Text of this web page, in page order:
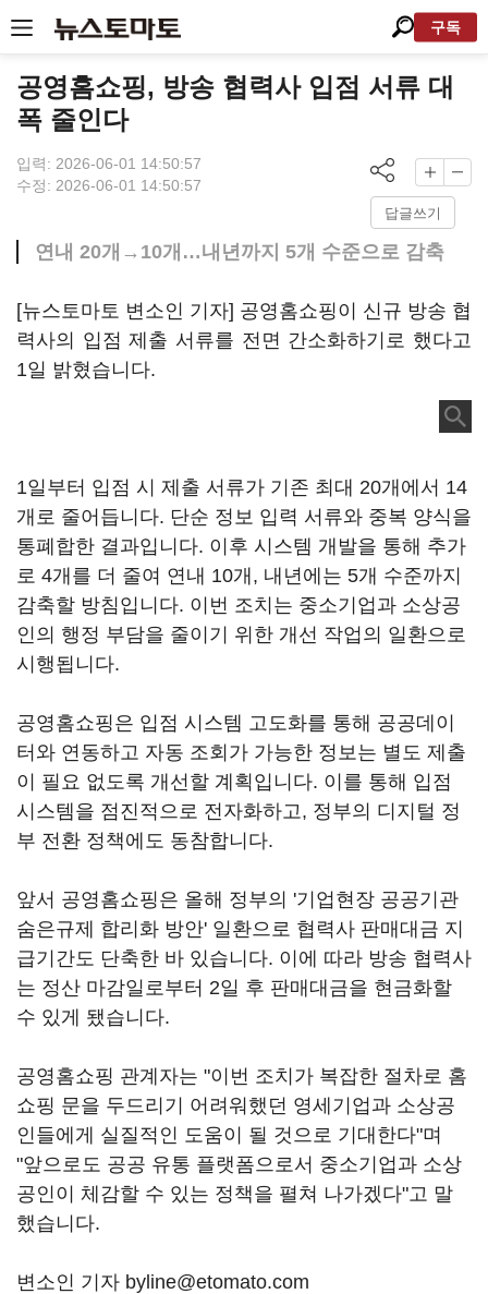
구독
공영홈쇼핑, 방송 협력사 입점 서류 대
폭 줄인다
입력: 2026-06-01 14:50:57
수정: 2026-06-01 14:50:57
답글쓰기
연내 20개→10개…내년까지 5개 수준으로 감축
[뉴스토마토 변소인 기자] 공영홈쇼핑이 신규 방송 협
력사의 입점 제출 서류를 전면 간소화하기로 했다고
1일 밝혔습니다.
1일부터 입점 시 제출 서류가 기존 최대 20개에서 14
개로 줄어듭니다. 단순 정보 입력 서류와 중복 양식을
통폐합한 결과입니다. 이후 시스템 개발을 통해 추가
로 4개를 더 줄여 연내 10개, 내년에는 5개 수준까지
감축할 방침입니다. 이번 조치는 중소기업과 소상공
인의 행정 부담을 줄이기 위한 개선 작업의 일환으로
시행됩니다.
공영홈쇼핑은 입점 시스템 고도화를 통해 공공데이
터와 연동하고 자동 조회가 가능한 정보는 별도 제출
이 필요 없도록 개선할 계획입니다. 이를 통해 입점
시스템을 점진적으로 전자화하고, 정부의 디지털 정
부 전환 정책에도 동참합니다.
앞서 공영홈쇼핑은 올해 정부의 '기업현장 공공기관
숨은규제 합리화 방안' 일환으로 협력사 판매대금 지
급기간도 단축한 바 있습니다. 이에 따라 방송 협력사
는 정산 마감일로부터 2일 후 판매대금을 현금화할
수 있게 됐습니다.
공영홈쇼핑 관계자는 "이번 조치가 복잡한 절차로 홈
쇼핑 문을 두드리기 어려워했던 영세기업과 소상공
인들에게 실질적인 도움이 될 것으로 기대한다"며
"앞으로도 공공 유통 플랫폼으로서 중소기업과 소상
공인이 체감할 수 있는 정책을 펼쳐 나가겠다"고 말
했습니다.
변소인 기자 byline@etomato.com